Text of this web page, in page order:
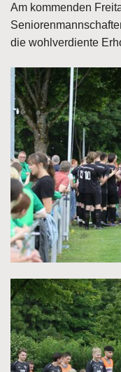
Am kommenden
die wohlverdiente